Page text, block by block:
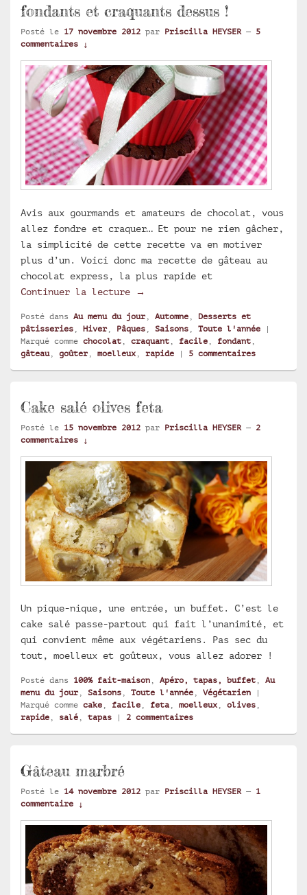
fondants et craquants dessus !
Posté le 17 novembre 2012 par Priscilla HEYSER — 5
commentaires ↓
Avis aux gourmands et amateurs de chocolat, vous
allez fondre et craquer… Et pour ne rien gâcher,
la simplicité de cette recette va en motiver
plus d’un. Voici donc ma recette de gâteau au
chocolat express, la plus rapide et
Continuer la lecture
Fondants au chocolat vraiment
→
Posté dans Au menu du jour, Automne
Desserts et
pâtisseries
Hiver, Pâques Saisons Toute l'année
|
Marqué comme chocolat craquant facile fondant
gâteau, goûter, moelleux rapide | 5 commentaires
Cake salé olives feta
Posté le 15 novembre 2012 par Priscilla HEYSER — 2
commentaires ↓
Un pique-nique, une entrée, un buffet. C’est le
cake salé passe-partout qui fait l’unanimité, et
qui convient même aux végétariens. Pas sec du
tout, moelleux et goûteux, vous allez adorer !
Posté dans 100% fait-maison , Apéro, tapas, buffet , Au
menu du jour, Saisons , Toute l'année , Végétarien
|
Marqué comme cake , facile , feta , moelleux , olives ,
rapide , salé , tapas | 2 commentaires
Gâteau marbré
Posté le 14 novembre 2012 par Priscilla HEYSER — 1
commentaire ↓